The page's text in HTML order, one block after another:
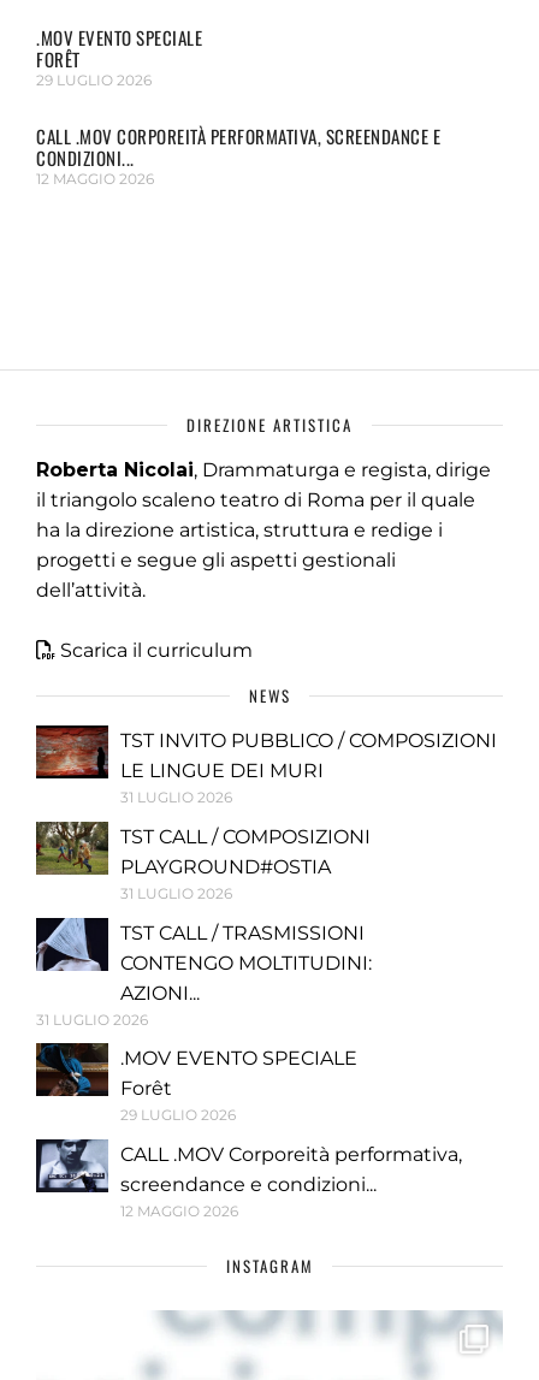
.MOV EVENTO SPECIALE
FORÊT
29 LUGLIO 2026
CALL .MOV CORPOREITÀ PERFORMATIVA, SCREENDANCE E
CONDIZIONI...
12 MAGGIO 2026
DIREZIONE ARTISTICA
Roberta Nicolai, Drammaturga e regista, dirige
il triangolo scaleno teatro di Roma per il quale
ha la direzione artistica, struttura e redige i
progetti e segue gli aspetti gestionali
dell’attività.
Scarica il curriculum
NEWS
TST INVITO PUBBLICO / COMPOSIZIONI
LE LINGUE DEI MURI
31 LUGLIO 2026
TST CALL / COMPOSIZIONI
PLAYGROUND#OSTIA
31 LUGLIO 2026
TST CALL / TRASMISSIONI
CONTENGO MOLTITUDINI:
AZIONI...
31 LUGLIO 2026
.MOV EVENTO SPECIALE
Forêt
29 LUGLIO 2026
CALL .MOV Corporeità performativa,
screendance e condizioni...
12 MAGGIO 2026
INSTAGRAM